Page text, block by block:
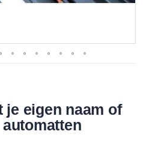
je eigen naam of